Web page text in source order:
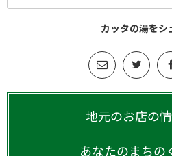
カッタの湯をシ
地元のお店の
あなたのまちの